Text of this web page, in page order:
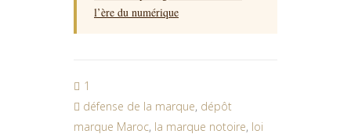
l’ère du numérique
1
défense de la marque, dépôt
marque Maroc, la marque notoire, loi